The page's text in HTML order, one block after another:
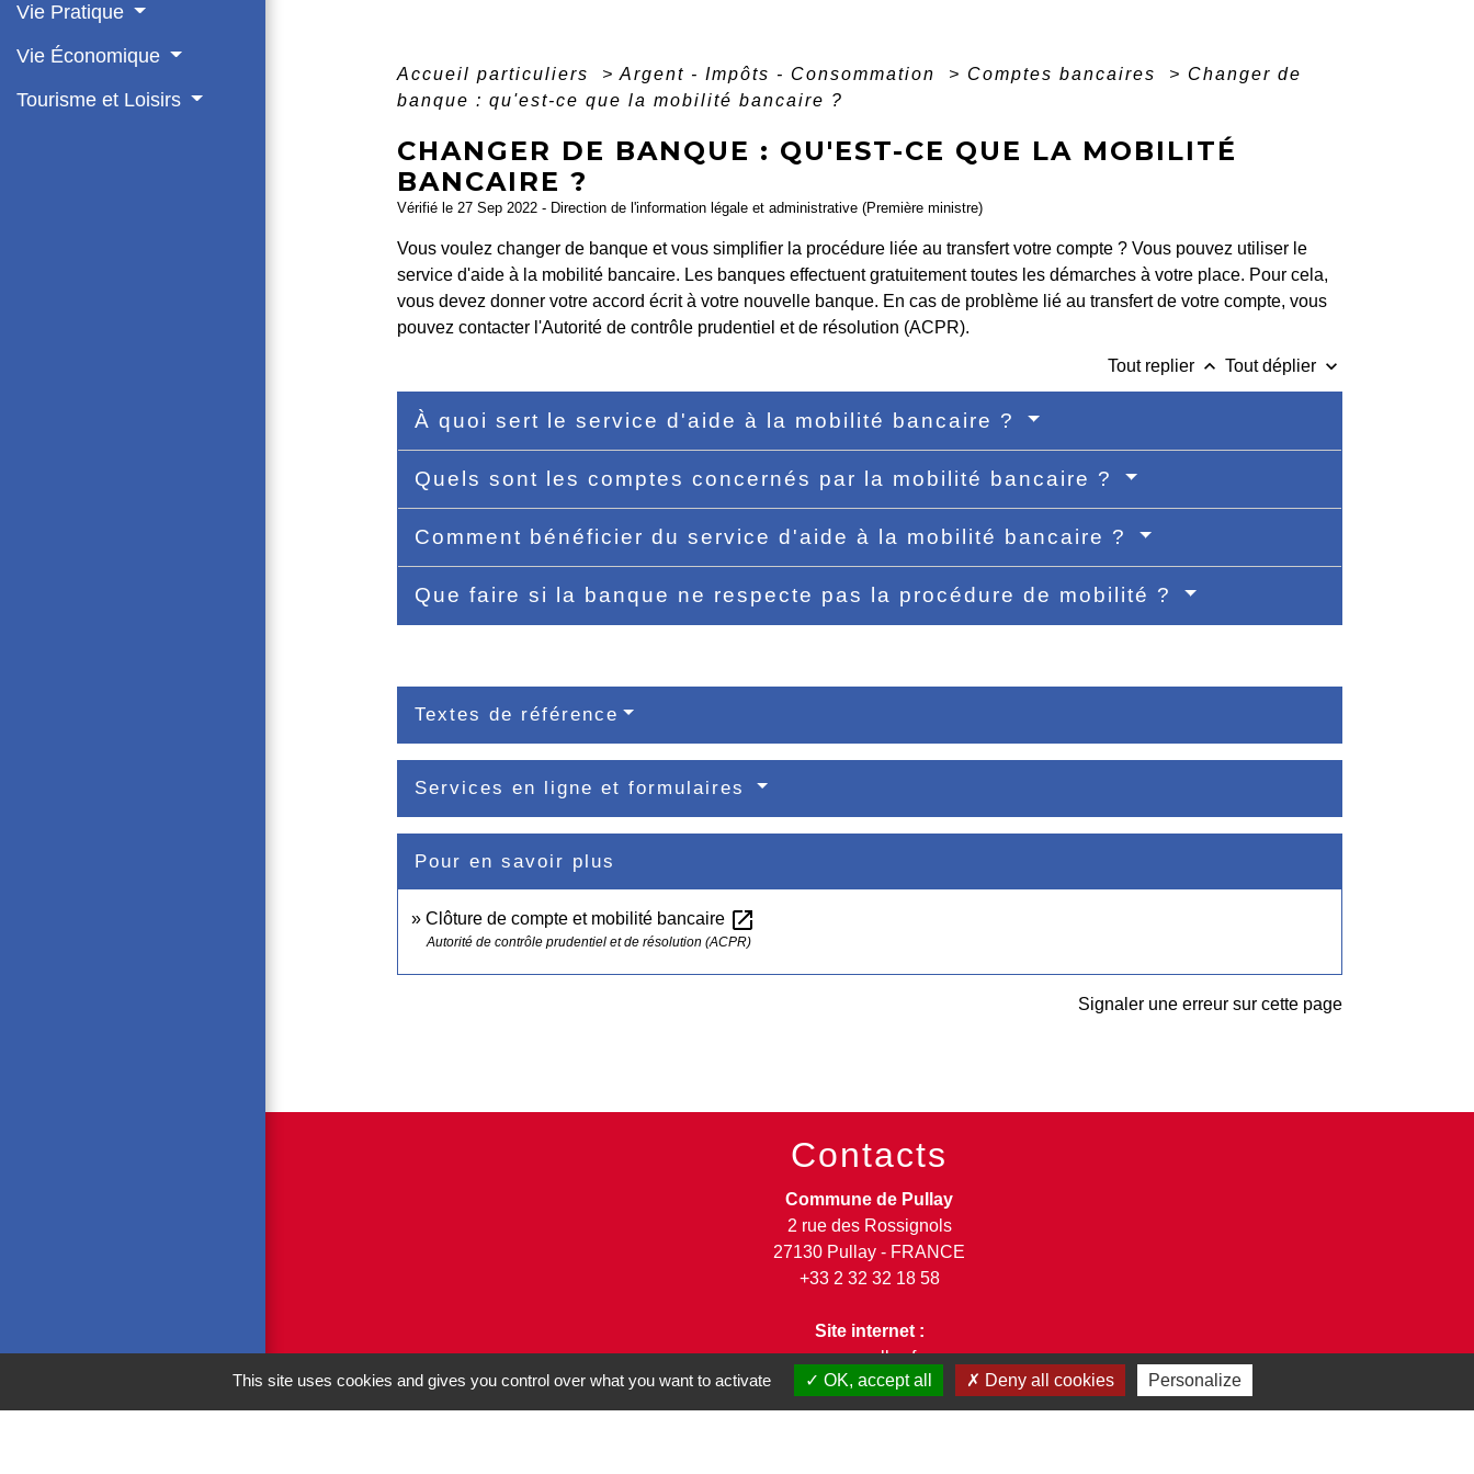
Vie Pratique
Vie Économique
Tourisme et Loisirs
Accueil particuliers > Argent - Impôts - Consommation > Comptes bancaires > Changer de
banque : qu'est-ce que la mobilité bancaire ?
CHANGER DE BANQUE : QU'EST-CE QUE LA MOBILITÉ
BANCAIRE ?
Vérifié le 27 Sep 2022 - Direction de l'information légale et administrative (Première ministre)
Vous voulez changer de banque et vous simplifier la procédure liée au transfert votre compte ? Vous pouvez utiliser le
service d'aide à la mobilité bancaire. Les banques effectuent gratuitement toutes les démarches à votre place. Pour cela,
vous devez donner votre accord écrit à votre nouvelle banque. En cas de problème lié au transfert de votre compte, vous
pouvez contacter l'Autorité de contrôle prudentiel et de résolution (ACPR).
Tout replier keyboard_arrow_up Tout déplier keyboard_arrow_down
À quoi sert le service d'aide à la mobilité bancaire ?
Quels sont les comptes concernés par la mobilité bancaire ?
Comment bénéficier du service d'aide à la mobilité bancaire ?
Que faire si la banque ne respecte pas la procédure de mobilité ?
Textes de référence
Services en ligne et formulaires
Pour en savoir plus
Clôture de compte et mobilité bancaire open_in_new
Autorité de contrôle prudentiel et de résolution (ACPR)
Signaler une erreur sur cette page
Contacts
Commune de Pullay
2 rue des Rossignols
27130 Pullay - FRANCE
+33 2 32 32 18 58
Site internet :
www.pullay.fr
This site uses cookies and gives you control over what you want to activate
OK, accept all Deny all cookies Personalize